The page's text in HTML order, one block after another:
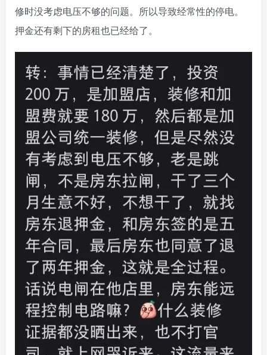
修时没考虑电压不够的问题。所以导致经常性的停电。
押金还有剩下的房租也已经给了。